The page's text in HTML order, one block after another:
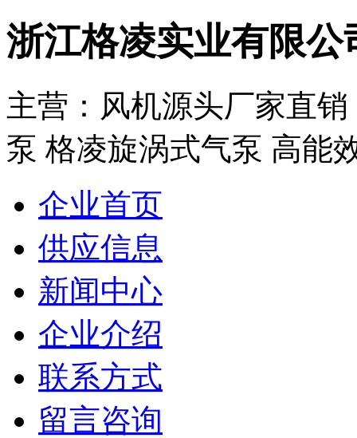
浙江格凌实业有限公
主营：风机源头厂家直
泵 格凌旋涡式气泵 高能
企业首页
供应信息
新闻中心
企业介绍
联系方式
留言咨询